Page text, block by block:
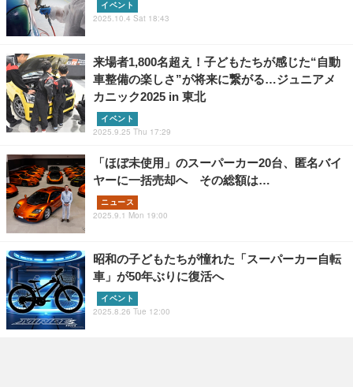
イベント
2025.10.4 Sat 18:43
来場者1,800名超え！子どもたちが感じた“自動
車整備の楽しさ”が将来に繋がる…ジュニアメ
カニック2025 in 東北
イベント
2025.9.25 Thu 17:29
「ほぼ未使用」のスーパーカー20台、匿名バイ
ヤーに一括売却へ その総額は…
ニュース
2025.9.1 Mon 19:00
昭和の子どもたちが憧れた「スーパーカー自転
車」が50年ぶりに復活へ
イベント
2025.8.26 Tue 12:00